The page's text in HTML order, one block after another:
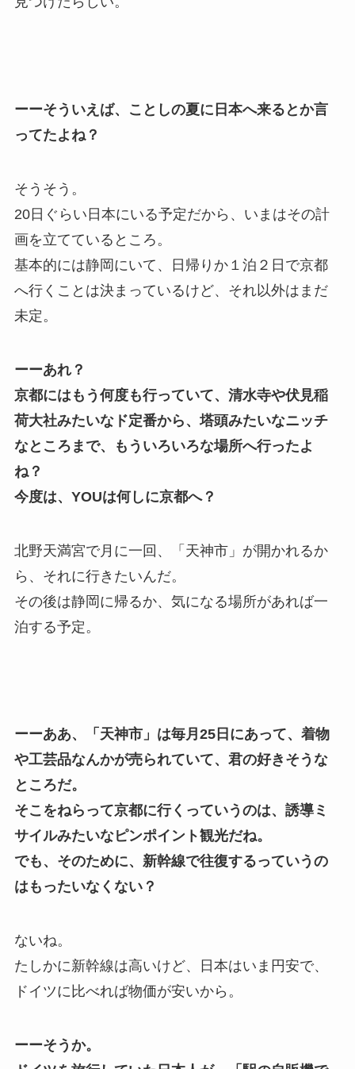
ーーそういえば、ことしの夏に日本へ来るとか言
ってたよね？
そうそう。
20日ぐらい日本にいる予定だから、いまはその計
画を立てているところ。
基本的には静岡にいて、日帰りか１泊２日で京都
へ行くことは決まっているけど、それ以外はまだ
未定。
ーーあれ？
京都にはもう何度も行っていて、清水寺や伏見稲
荷大社みたいなド定番から、塔頭みたいなニッチ
なところまで、もう いろいろな場所へ行ったよ
ね？
今度は、YOUは何しに京都へ？
北野天満宮で月に一回、「天神市」が開かれるか
ら、それに行きたいんだ。
その後は静岡に帰るか、気になる場所があれば一
泊する予定。
ーーああ、「天神市」は毎月25日にあって、着物
や工芸品なんかが売られていて、君の好きそうな
ところだ。
そこをねらって京都に行くっていうのは、誘導ミ
サイルみたいなピンポイント観光だね。
でも、そのために、新幹線で往復するっていうの
はもったいなくない？
ないね。
たしかに新幹線は高いけど、日本はいま円安で、
ドイツに比べれば物価が安いから。
ーーそうか。